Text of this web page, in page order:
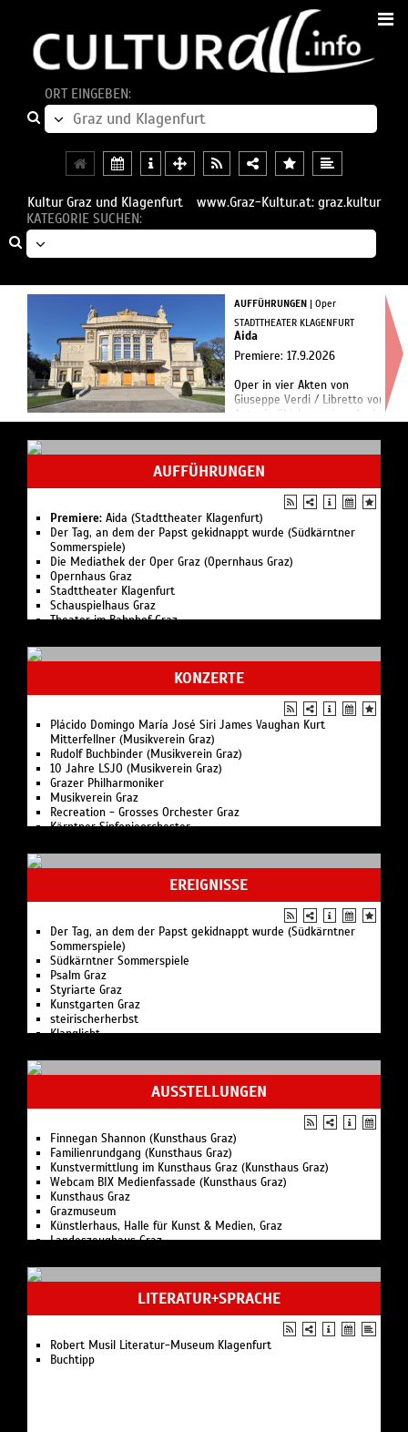
ORT EINGEBEN:
Kultur Graz und Klagenfurt
www.Graz-Kultur.at: graz.kultur
KATEGORIE SUCHEN:
AUFFÜHRUNGEN | Oper
STADTTHEATER KLAGENFURT
Aida
Premiere: 17.9.2026
Oper in vier Akten von
Giuseppe Verdi / Libretto von
Antonio Ghislanzoni nach einem
Ferdinand Mariette / In
italienischer Sprache mi...
AUFFÜHRUNGEN
Premiere: Aida (Stadttheater Klagenfurt)
Der Tag, an dem der Papst gekidnappt wurde (Südkärntner
Sommerspiele)
Die Mediathek der Oper Graz (Opernhaus Graz)
Opernhaus Graz
Stadttheater Klagenfurt
Schauspielhaus Graz
Theater im Bahnhof Graz
JTK - Junges Theater Klagenfurt
Orpheum Graz
KONZERTE
Plácido Domingo María José Siri James Vaughan Kurt
Mitterfellner (Musikverein Graz)
Rudolf Buchbinder (Musikverein Graz)
10 Jahre LSJO (Musikverein Graz)
Grazer Philharmoniker
Musikverein Graz
Recreation - Grosses Orchester Graz
Kärntner Sinfonieorchester
Grazer Universitätsorchester
Grazer Salonorchester
Landesjugend-Sinfonieorchester Steiermark
EREIGNISSE
Der Tag, an dem der Papst gekidnappt wurde (Südkärntner
Sommerspiele)
Südkärntner Sommerspiele
Psalm Graz
Styriarte Graz
Kunstgarten Graz
steirischerherbst
Klanglicht
La Strada
AUSSTELLUNGEN
Finnegan Shannon (Kunsthaus Graz)
Familienrundgang (Kunsthaus Graz)
Kunstvermittlung im Kunsthaus Graz (Kunsthaus Graz)
Webcam BIX Medienfassade (Kunsthaus Graz)
Kunsthaus Graz
Grazmuseum
Künstlerhaus, Halle für Kunst & Medien, Graz
Landeszeughaus Graz
Archäologiemuseum Graz
Volkskundemuseum Graz
Naturkundemuseum Graz
Österreichischer Skulpturenpark Unterpremstätten
kunstGarten Graz
Galerie Kunst & Handel Graz
LITERATUR+SPRACHE
Robert Musil Literatur-Museum Klagenfurt
Buchtipp